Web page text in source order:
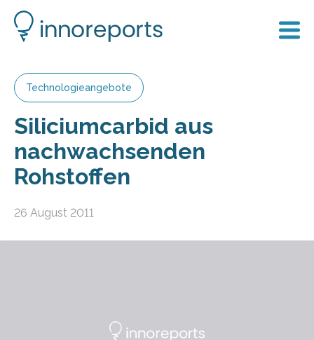
Technologieangebote
Siliciumcarbid aus
nachwachsenden
Rohstoffen
26 August 2011